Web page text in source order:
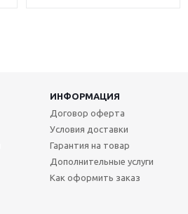
ИНФОРМАЦИЯ
Договор оферта
Условия доставки
Гарантия на товар
Дополнительные услуги
Как оформить заказ